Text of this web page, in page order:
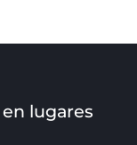
lugares